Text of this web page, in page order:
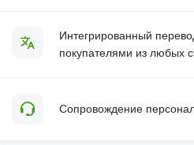
Интегрированный
покупателями из любых
Сопровождение